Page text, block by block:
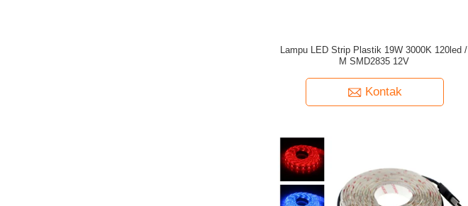
Lampu LED Strip Plastik 19W 3000K 120led /
M SMD2835 12V
Kontak